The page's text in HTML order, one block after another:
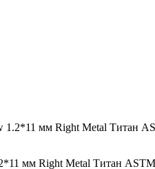
1.2*11 мм Right Metal Титан